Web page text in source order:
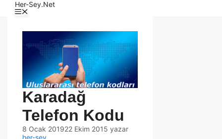
Her-Sey.Net
Karadağ
Telefon Kodu
8 Ocak 201922 Ekim 2015 yazar